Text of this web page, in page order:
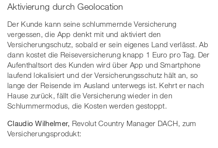
Aktivierung durch Geolocation
Der Kunde kann seine schlummernde Versicherung
vergessen, die App denkt mit und aktiviert den
Versicherungschutz, sobald er sein eigenes Land verlässt. Ab
dann kostet die Reiseversicherung knapp 1 Euro pro Tag. Der
Aufenthaltsort des Kunden wird über App und Smartphone
laufend lokalisiert und der Versicherungsschutz hält an, so
lange der Reisende im Ausland unterwegs ist. Kehrt er nach
Hause zurück, fällt die Versicherung wieder in den
Schlummermodus, die Kosten werden gestoppt.
Claudio Wilhelmer, Revolut Country Manager DACH, zum
Versicherungsprodukt: